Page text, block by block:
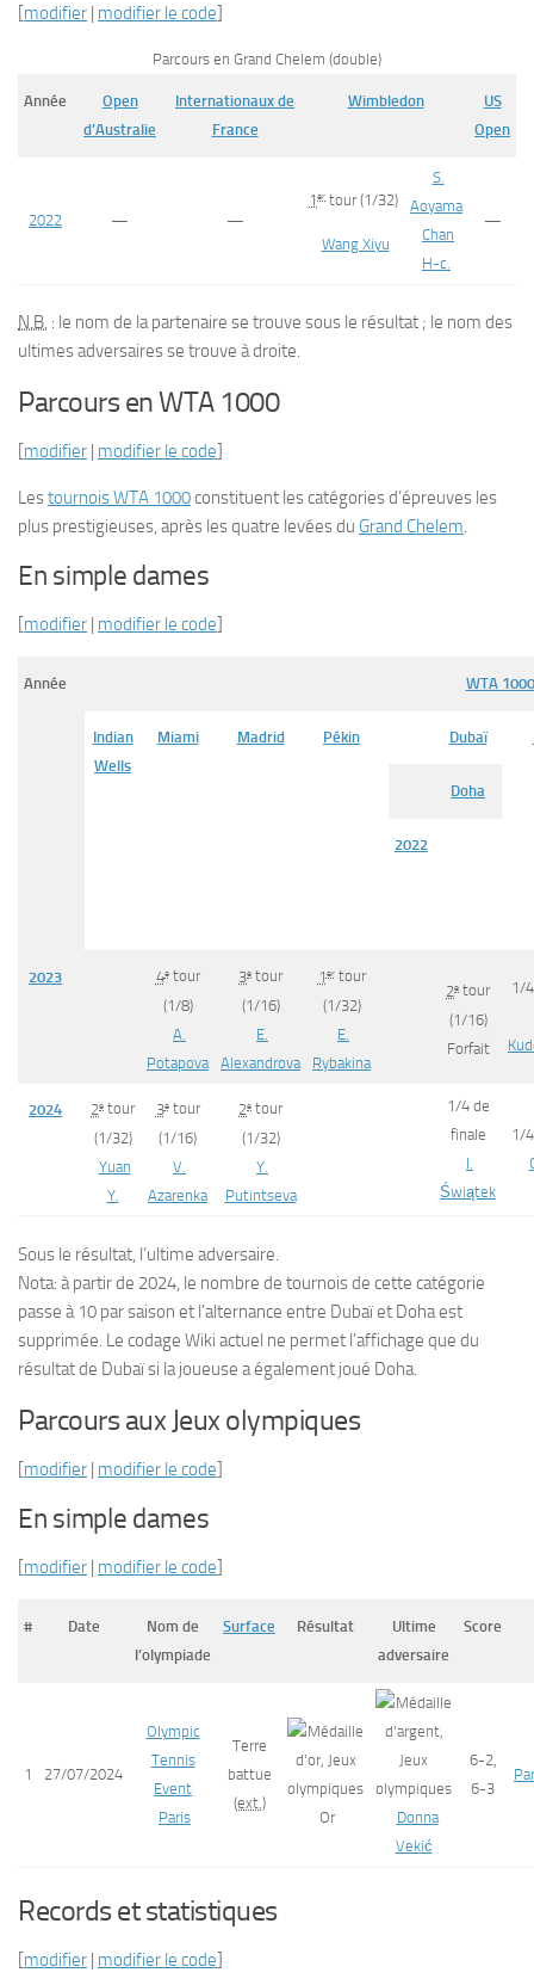
[modifier | modifier le code]
Parcours en Grand Chelem (double)
Année
Open
d’Australie
Internationaux de
France
Wimbledon
US
Open
2022 — —
1 er tour(1/32)
Wang Xiyu
S.
Aoyama
Chan
H-c.
—
N.B. : le nom de la partenaire se trouve sous le résultat ; le nom des
ultimes adversaires se trouve à droite.
Parcours en WTA 1000
modifier modifier le code
Lestournois WTA 1000constituent les catégories d’épreuves les
plus prestigieuses, après les quatre levées du Grand Chelem.
En simple dames
modifier modifier le code
Année WTA 1000
Indian
Wells
Miami Madrid Pékin Dubaï
Doha
2022
2023 4etour
(1/8)
A.
Potapova
3e tour
(1/16)
E.
Alexandrova
1ertour
(1/32)
E.
Rybakina
2e tour
(1/16)
Forfait
1/
2024 2e tour
(1/32)
Yuan
Y.
3etour
(1/16)
V.
Azarenka
2e tour
(1/32)
Y.
Putintseva
1/4 de
finale
I.
Świątek
1/
Sous le résultat, l’ultime adversaire.
Nota: à partir de 2024, le nombre de tournois de cette catégorie
passe à 10 par saison et l’alternance entre Dubaï et Doha est
supprimée. Le codage Wiki actuel ne permet l’affichage que du
résultat de Dubaï si la joueuse a également joué Doha.
Parcours aux Jeux olympiques
[modifier | modifier le code]
En simple dames
[modifier | modifier le code]
# Date
Nom de
l’olympiade
Surface Résultat
Ultime
adversaire
Score
1 27/07/2024
Olympic
Tennis
Event
Paris
Terre
battue
(ext.)
Or
Donna
Vekić
6-2,
6-3
Records et statistiques
[modifier | modifier le code]